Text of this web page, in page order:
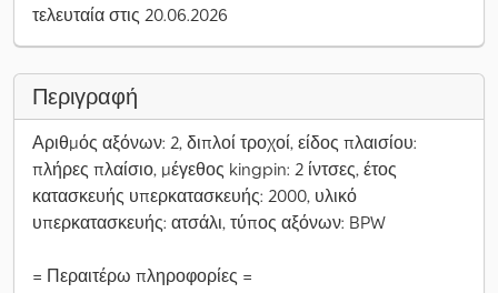
τελευταία στις 20.06.2026
Περιγραφή
Αριθμός αξόνων: 2, διπλοί τροχοί, είδος πλαισίου:
πλήρες πλαίσιο, μέγεθος kingpin: 2 ίντσες, έτος
κατασκευής υπερκατασκευής: 2000, υλικό
υπερκατασκευής: ατσάλι, τύπος αξόνων: BPW
= Περαιτέρω πληροφορίες =